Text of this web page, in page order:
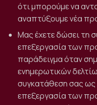
ότι μπορούμε να
αναπτύξουμε νέα
Μας έχετε δώσει τη
επεξεργασία των
παράδειγμα όταν
ενημερωτικών
συγκατάθεση σας ως
επεξεργασία των